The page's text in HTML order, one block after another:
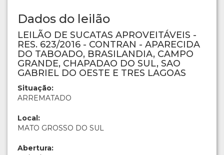
Dados do leilão
LEILÃO DE SUCATAS APROVEITÁVEIS -
RES. 623/2016 - CONTRAN - APARECIDA
DO TABOADO, BRASILANDIA, CAMPO
GRANDE, CHAPADAO DO SUL, SAO
GABRIEL DO OESTE E TRES LAGOAS
Situação:
ARREMATADO
Local:
MATO GROSSO DO SUL
Abertura: